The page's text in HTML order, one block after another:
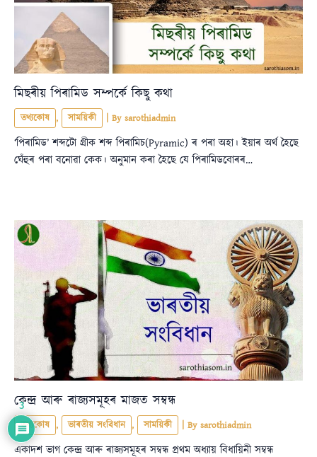
মিছৰীয় পিৰামিড সম্পৰ্কে কিছু কথা
তথ্যকোষ , সাময়িকী | By sarothiadmin
‘পিৰামিড’ শব্দটো গ্ৰীক শব্দ পিৰামিচ(Pyramic) ৰ পৰা অহা। ইয়াৰ অৰ্থ হৈছে
ঘেঁহুৰ পৰা বনোৱা কেক। অনুমান কৰা হৈছে যে পিৰামিডবোৰৰ…
কেন্দ্ৰ আৰু ৰাজ্যসমূহৰ মাজত সম্বন্ধ
তথ্যকোষ , ভাৰতীয় সংবিধান , সাময়িকী | By sarothiadmin
একাদশ ভাগ কেন্দ্ৰ আৰু ৰাজ্যসমূহৰ সম্বন্ধ প্রথম অধ্যায় বিধায়িনী সম্বন্ধ
3